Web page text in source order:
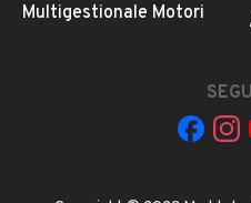
Multigestionale Motori